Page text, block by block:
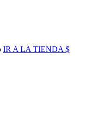
IR A LA TIENDA